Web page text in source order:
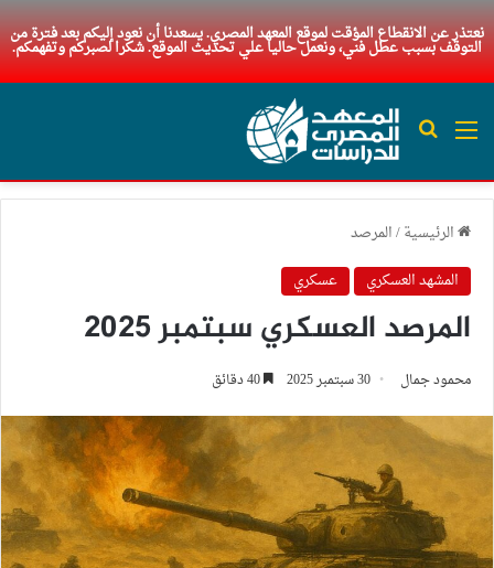
نعتذر عن الانقطاع المؤقت لموقع المعهد المصري. يسعدنا أن نعود إليكم بعد فترة من
التوقف بسبب عطل فني، ونعمل حاليا علي تحديث الموقع. شكرا لصبركم وتفهمكم.
القائمة بحث عن
الرئيسية/المرصد
المشهد العسكري
عسكري
المرصد العسكري سبتمبر 2025
محمود جمال 30 سبتمبر 2025